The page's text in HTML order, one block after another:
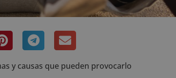
y causas que pueden provocarlo